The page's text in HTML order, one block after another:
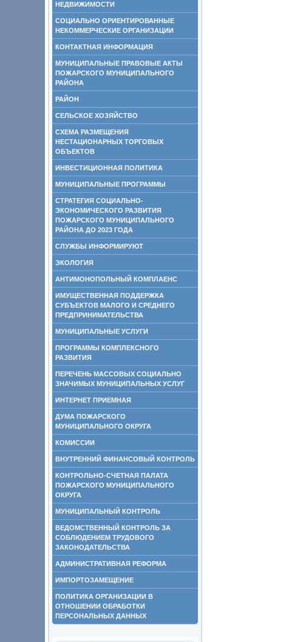
НЕДВИЖИМОСТИ
СОЦИАЛЬНО ОРИЕНТИРОВАННЫЕ
НЕКОММЕРЧЕСКИЕ ОРГАНИЗАЦИИ
КОНТАКТНАЯ ИНФОРМАЦИЯ
МУНИЦИПАЛЬНЫЕ ПРАВОВЫЕ АКТЫ
ПОЖАРСКОГО МУНИЦИПАЛЬНОГО
РАЙОНА
РАЙОН
СЕЛЬСКОЕ ХОЗЯЙСТВО
СХЕМА РАЗМЕЩЕНИЯ
НЕСТАЦИОНАРНЫХ ТОРГОВЫХ
ОБЪЕКТОВ
ИНВЕСТИЦИОННАЯ ПОЛИТИКА
МУНИЦИПАЛЬНЫЕ ПРОГРАММЫ
СТРАТЕГИЯ СОЦИАЛЬНО-
ЭКОНОМИЧЕСКОГО РАЗВИТИЯ
ПОЖАРСКОГО МУНИЦИПАЛЬНОГО
РАЙОНА ДО 2023 ГОДА
СЛУЖБЫ ИНФОРМИРУЮТ
ЭКОЛОГИЯ
АНТИМОНОПОЛЬНЫЙ КОМПЛАЕНС
ИМУЩЕСТВЕННАЯ ПОДДЕРЖКА
СУБЪЕКТОВ МАЛОГО И СРЕДНЕГО
ПРЕДПРИНИМАТЕЛЬСТВА
МУНИЦИПАЛЬНЫЕ УСЛУГИ
ПРОГРАММЫ КОМПЛЕКСНОГО
РАЗВИТИЯ
ПЕРЕЧЕНЬ МАССОВЫХ СОЦИАЛЬНО
ЗНАЧИМЫХ МУНИЦИПАЛЬНЫХ УСЛУГ
ИНТЕРНЕТ ПРИЕМНАЯ
ДУМА ПОЖАРСКОГО
МУНИЦИПАЛЬНОГО ОКРУГА
КОМИССИИ
ВНУТРЕННИЙ ФИНАНСОВЫЙ КОНТРОЛЬ
КОНТРОЛЬНО-СЧЕТНАЯ ПАЛАТА
ПОЖАРСКОГО МУНИЦИПАЛЬНОГО
ОКРУГА
МУНИЦИПАЛЬНЫЙ КОНТРОЛЬ
ВЕДОМСТВЕННЫЙ КОНТРОЛЬ ЗА
СОБЛЮДЕНИЕМ ТРУДОВОГО
ЗАКОНОДАТЕЛЬСТВА
АДМИНИСТРАТИВНАЯ РЕФОРМА
ИМПОРТОЗАМЕЩЕНИЕ
ПОЛИТИКА ОРГАНИЗАЦИИ В
ОТНОШЕНИИ ОБРАБОТКИ
ПЕРСОНАЛЬНЫХ ДАННЫХ